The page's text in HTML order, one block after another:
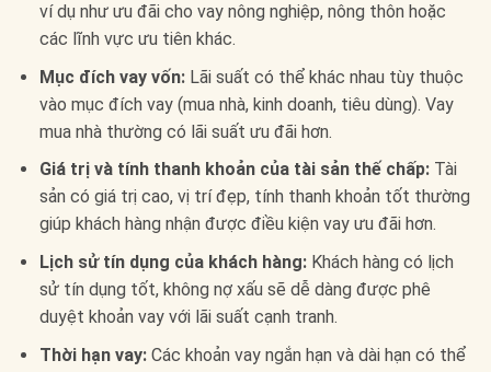
ví dụ như ưu đãi cho vay nông nghiệp, nông thôn hoặc
các lĩnh vực ưu tiên khác.
Mục đích vay vốn:Lãi suất có thể khác nhau tùy thuộc
vào mục đích vay (mua nhà, kinh doanh, tiêu dùng). Vay
mua nhà thường có lãi suất ưu đãi hơn.
Giá trị và tính thanh khoản của tài sản thế chấp:Tài
sản có giá trị cao, vị trí đẹp, tính thanh khoản tốt thường
giúp khách hàng nhận được điều kiện vay ưu đãi hơn.
Lịch sử tín dụng của khách hàng:Khách hàng có lịch
sử tín dụng tốt, không nợ xấu sẽ dễ dàng được phê
duyệt khoản vay với lãi suất cạnh tranh.
Thời hạn vay:Các khoản vay ngắn hạn và dài hạn có thể